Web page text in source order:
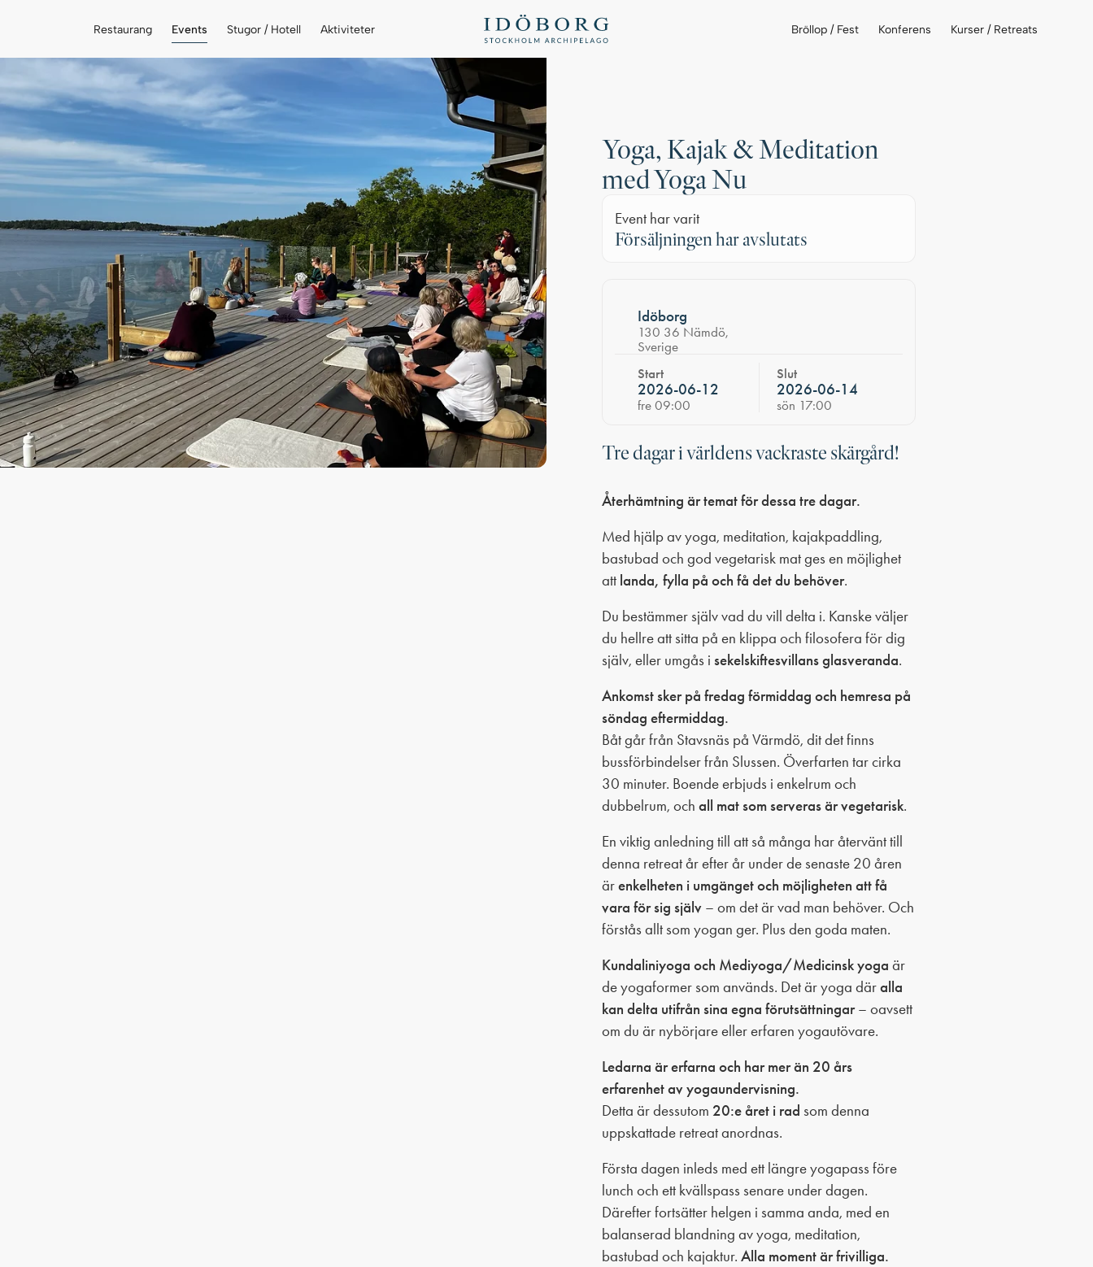
Restaurang Events Stugor / Hotell Aktiviteter Bröllop / Fest Konferens Kurser / Retreats
Yoga, Kajak & Meditation
med Yoga Nu
Event har varit
Försäljningen har avslutats
Idöborg
130 36 Nämdö,
Sverige
Start
2026-06-12
fre 09:00
Slut
2026-06-14
sön 17:00
Tre dagar i världens vackraste skärgård!
Återhämtning är temat för dessa tre dagar.
Med hjälp av yoga, meditation, kajakpaddling,
bastubad och god vegetarisk mat ges en möjlighet
att landa, fylla på och få det du behöver.
Du bestämmer själv vad du vill delta i. Kanske väljer
du hellre att sitta på en klippa och filosofera för dig
själv, eller umgås i sekelskiftesvillans glasveranda.
Ankomst sker på fredag förmiddag och hemresa på
söndag eftermiddag.
Båt går från Stavsnäs på Värmdö, dit det finns
bussförbindelser från Slussen. Överfarten tar cirka
30 minuter. Boende erbjuds i enkelrum och
dubbelrum, och all mat som serveras är vegetarisk.
En viktig anledning till att så många har återvänt till
denna retreat år efter år under de senaste 20 åren
ärenkelheten i umgänget och möjligheten att få
vara för sig själv – om det är vad man behöver. Och
förstås allt som yogan ger. Plus den goda maten.
Kundaliniyoga och Mediyoga/Medicinsk yoga är
de yogaformer som används. Det är yoga däralla
kan delta utifrån sina egna förutsättningar– oavsett
om du är nybörjare eller erfaren yogautövare.
Ledarna är erfarna och har mer än 20 års
erfarenhet av yogaundervisning.
Detta är dessutom 20:e året i rad som denna
uppskattade retreat anordnas.
Första dagen inleds med ett längre yogapass före
lunch och ett kvällspass senare under dagen.
Därefter fortsätter helgen i samma anda, med en
balanserad blandning av yoga, meditation,
bastubad och kajaktur. Alla moment är frivilliga.